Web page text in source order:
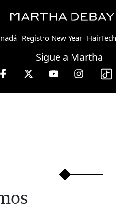
Registro New Year HairTech
Sigue a Martha
10 a 13 hrs.